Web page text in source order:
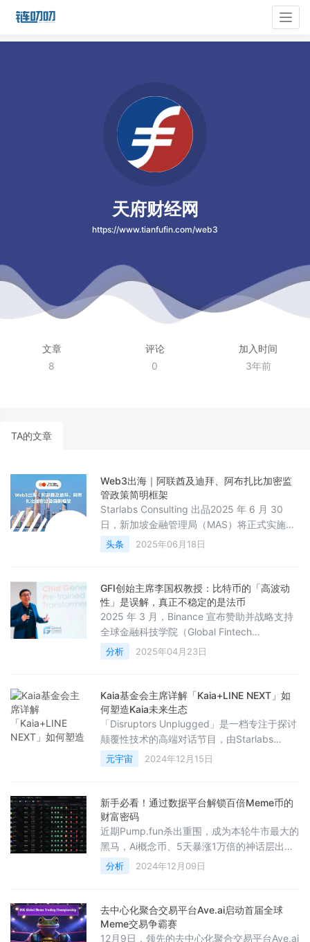
天府财经网
https://www.tianfufin.com/web3
文章
8
评论
0
加入时间
3年前
TA的文章
Web3出海｜阿联酋及迪拜、阿布扎比加密监
管政策简明框架
Starlabs Consulting 出品2025 年 6 月 30
日，新加坡金融管理局（MAS）将正式实施数
字代币服务提供商（DTSP）新规。此次被业
内称为「断崖式监管」的新规，要求本地提供
非持牌机构可能都将被赶出新加坡。而阿联酋
的迪拜、阿布扎比成为「坡县难民」的避风港
之一。得益于清晰的监管框架和支持创新的政
策，阿联酋正成为「加密货币的华尔街」。Bin
头条 2025年06月18日
GFI创始主席李国权教授：比特币的「高波动
性」是误解，真正不稳定的是法币
2025 年 3 月，Binance 宣布赞助并战略支持
全球金融科技学院（Global Fintech
Institute，GFI），以推动金融科技教育、专业
技术发展和创新。作为本次合作的一部分，
GFI 最新推出的课程「加密货币法规与合规基
础（Foundation in Crypto Regulation and
Compliance）」。当
分析 2025年04月23日
Kaia基金会主席详解「Kaia+LINE NEXT」如
何塑造Kaia未来生态
「Disruptors Unplugged」是一档专注于探讨
颠覆性技术的高端对话节目，由Starlabs
Consulting推出。本期「Disruptors
Unplugged」Starlabs Consulting对话了Kaia
绍了Kaia「将Web3带到亚洲数百万人的指
尖」的愿景，Kaia与LINE NEXT合作即将上线
的Mini
元宇宙 2024年12月15日
新手必看！通过数据平台解锁百倍Meme币的
财富密码
近期Pump.fun杀出重围，成为本轮牛市最大的
黑马，Ai概念币、5天暴涨1万倍的神话层出不
穷。然而，链上交易操作门槛较高，本篇教程
将手把手教新手使用链上聚合交易平台解锁百
开，主要教会大家如何寻找、分析并通过数据
平台工具交易Meme币。一、 新手入门快速扫
盲1、链上聚合交易平台是什么？专门针对
分析 2024年12月09日
去中心化聚合交易平台Ave.ai启动首届全球
Meme交易争霸赛
12月9日，领先的去中心化聚合交易平台Ave.ai